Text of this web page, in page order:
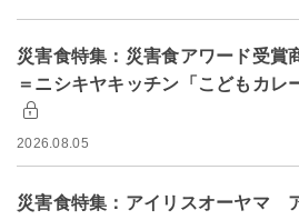
災害食特集：災害食アワード受賞
＝ニシキヤキッチン「こどもカレ
2026.08.05
災害食特集：アイリスオーヤマ